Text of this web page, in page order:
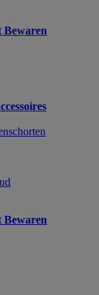
Bewaren
Bewaren